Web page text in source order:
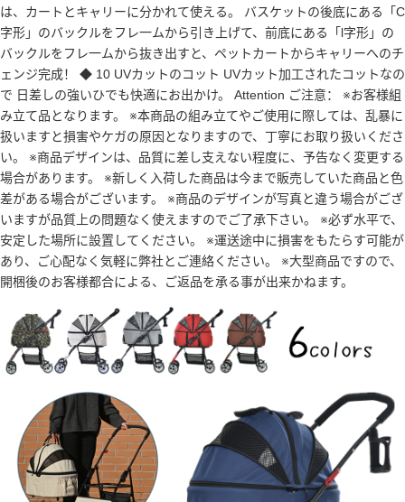
は、カートとキャリーに分かれて使える。 バスケットの後底にある「C
字形」のバックルをフレ一ムから引き上げて、前底にある「l字形」の
バックルをフレ一ムから抜き出すと、ペットカートからキャリーへのチ
ェンジ完成！ ◆ 10 UVカットのコット UVカット加工されたコットなの
で 日差しの強いひでも快適にお出かけ。 Attention ご注意： ※お客様組
み立て品となります。 ※本商品の組み立てやご使用に際しては、乱暴に
扱いますと損害やケガの原因となりますので、丁寧にお取り扱いくださ
い。 ※商品デザインは、品質に差し支えない程度に、予告なく変更する
場合があります。 ※新しく入荷した商品は今まで販売していた商品と色
差がある場合がございます。 ※商品のデザインが写真と違う場合がござ
いますが品質上の問題なく使えますのでご了承下さい。 ※必ず水平で、
安定した場所に設置してください。 ※運送途中に損害をもたらす可能が
あり、ご心配なく気軽に弊社とご連絡ください。 ※大型商品ですので、
開梱後のお客様都合による、ご返品を承る事が出来かねます。